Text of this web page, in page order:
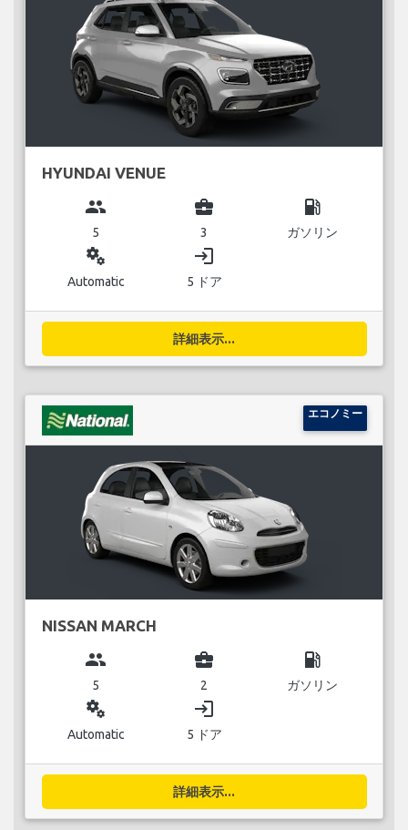
HYUNDAI VENUE
group
5
business_center
3
local_gas_station
ガソリン
miscellaneous_services
Automatic
login
5 ドア
詳細表示...
エコノミー
NISSAN MARCH
group
5
business_center
2
local_gas_station
ガソリン
miscellaneous_services
Automatic
login
5 ドア
詳細表示...